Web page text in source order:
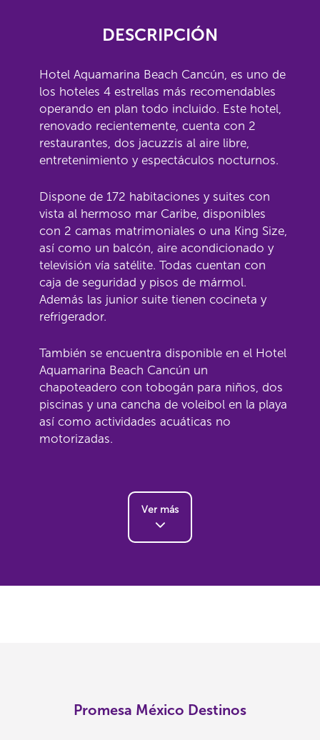
DESCRIPCIÓN
Hotel Aquamarina Beach Cancún, es uno de
los hoteles 4 estrellas más recomendables
operando en plan todo incluido. Este hotel,
renovado recientemente, cuenta con 2
restaurantes, dos jacuzzis al aire libre,
entretenimiento y espectáculos nocturnos.
Dispone de 172 habitaciones y suites con
vista al hermoso mar Caribe, disponibles
con 2 camas matrimoniales o una King Size,
así como un balcón, aire acondicionado y
televisión vía satélite. Todas cuentan con
caja de seguridad y pisos de mármol.
Además las junior suite tienen cocineta y
refrigerador.
También se encuentra disponible en el Hotel
Aquamarina Beach Cancún un
chapoteadero con tobogán para niños, dos
piscinas y una cancha de voleibol en la playa
así como actividades acuáticas no
motorizadas.
Ver más
Promesa México Destinos